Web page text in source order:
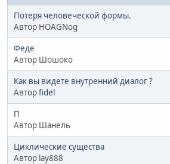
Потеря человеческой формы.
Автор HOAGNog
Феде
Автор Шошоко
Как вы видете внутренний диалог ?
Авторfidel
П
Автор Шанель
Циклические существа
Автор lay888